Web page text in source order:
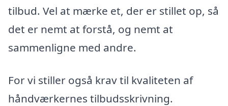
tilbud. Vel at mærke et, der er stillet op, så
det er nemt at forstå, og nemt at
sammenligne med andre.
For vi stiller også krav til kvaliteten af
håndværkernes tilbudsskrivning.